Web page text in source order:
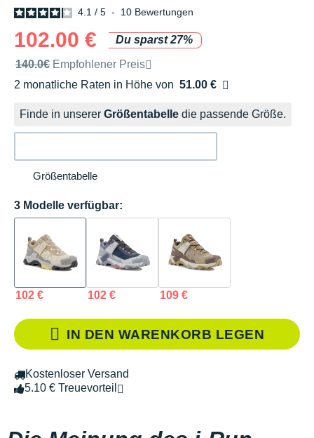
4.1 / 5 - 10 Bewertungen
102.00 €
Du sparst 27%
Unverbindliche Preisempfehlung der Marke
140.0€ Empfohlener Preis
2 monatliche Raten in Höhe von 51.00 €
Ohne Zusatzkosten
Finde in unserer Größentabelle die passende Größe.
Größentabelle
3 Modelle verfügbar:
102 € 102 € 109 €
IN DEN WARENKORB LEGEN
Kostenloser Versand
5.10 € Treuevorteil